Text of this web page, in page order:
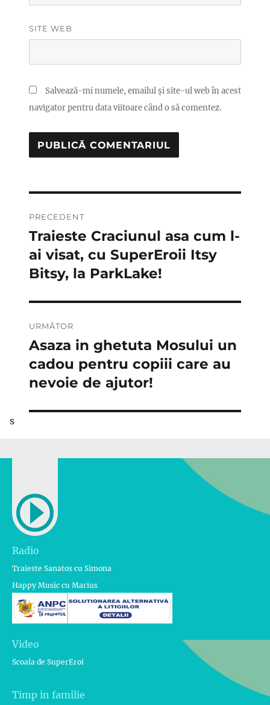
SITE WEB
Salvează-mi numele, emailul și site-ul web în acest
navigator pentru data viitoare când o să comentez.
în
articole
PRECEDENT
Articolul
anterior:
Traieste Craciunul asa cum l-
ai visat, cu SuperEroii Itsy
Bitsy, la ParkLake!
URMĂTOR
Articolul
următor:
Asaza in ghetuta Mosului un
cadou pentru copiii care au
nevoie de ajutor!
s
Radio
Traieste Sanatos cu Simona
Happy Music cu Marius
Video
Scoala de SuperEroi
Timp in familie